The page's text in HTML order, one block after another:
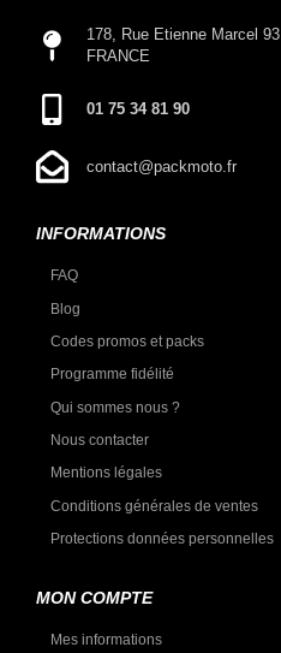
178, Rue Etienne Marcel
FRANCE
01 75 34 81 90
contact@packmoto.fr
INFORMATIONS
FAQ
Blog
Codes promos et packs
Programme fidélité
Qui sommes nous ?
Nous contacter
Mentions légales
Conditions générales de ventes
Protections données personnelles
MON COMPTE
Mes informations